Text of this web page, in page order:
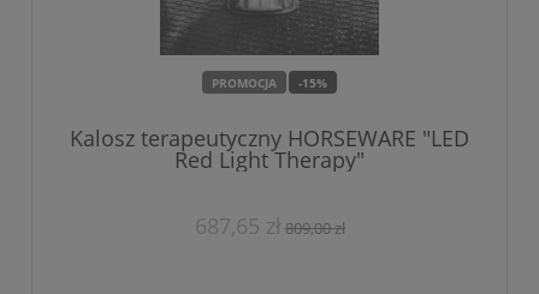
PROMOCJA -15%
Kalosz terapeutyczny HORSEWARE "LED
Red Light Therapy"
687,65 zł 809,00 zł